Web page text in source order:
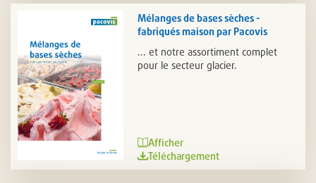
Mélanges de bases sèches -
fabriqués maison par Pacovis
... et notre assortiment complet
pour le secteur glacier.
Afficher
Téléchargement